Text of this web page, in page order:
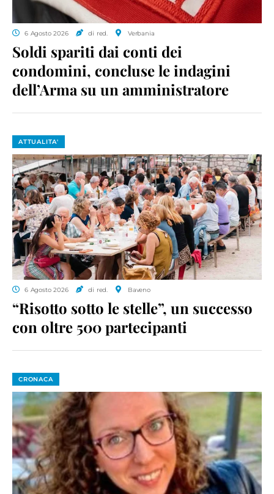
6 Agosto 2026 di red. Verbania
Soldi spariti dai conti dei
condomini, concluse le indagini
dell’Arma su un amministratore
ATTUALITA'
6 Agosto 2026 di red. Baveno
“Risotto sotto le stelle”, un successo
con oltre 500 partecipanti
CRONACA